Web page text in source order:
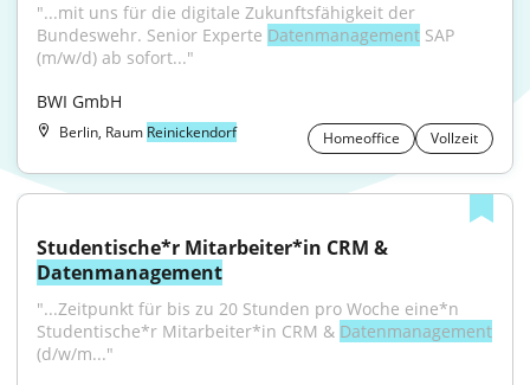
"...mit uns für die digitale Zukunftsfähigkeit der
Bundeswehr. Senior Experte Datenmanagement SAP
(m/w/d) ab sofort..."
BWI GmbH
Berlin, Raum Reinickendorf Homeoffice Vollzeit
Datenmanagement
"...Zeitpunkt für bis zu 20 Stunden pro Woche eine*n
Studentische*r Mitarbeiter*in CRM & Datenmanagement
(d/w/m..."